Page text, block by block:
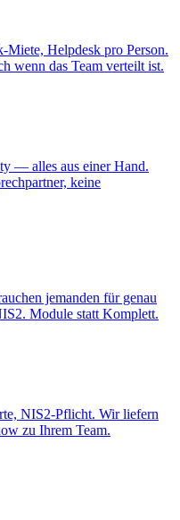
Helpdesk pro Person.
wenn das Team verteilt ist.
— alles aus einer Hand.
keine
jemanden für genau
Module statt Komplett.
NIS2-Pflicht. Wir liefern
zu Ihrem Team.